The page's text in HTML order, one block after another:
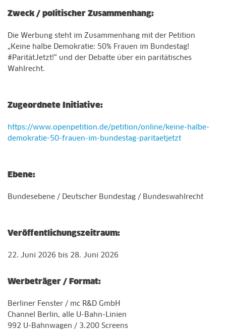
Zweck / politischer Zusammenhang:
Die Werbung steht im Zusammenhang mit der Petition
„Keine halbe Demokratie: 50% Frauen im Bundestag!
#ParitätJetzt!“ und der Debatte über ein paritätisches
Wahlrecht.
Zugeordnete Initiative:
https://www.openpetition.de/petition/online/keine-halbe-
demokratie-50-frauen-im-bundestag-paritaetjetzt
Ebene:
Bundesebene / Deutscher Bundestag / Bundeswahlrecht
Veröffentlichungszeitraum:
22. Juni 2026 bis 28. Juni 2026
Werbeträger / Format:
Berliner Fenster / mc R&D GmbH
Channel Berlin, alle U-Bahn-Linien
992 U-Bahnwagen / 3.200 Screens